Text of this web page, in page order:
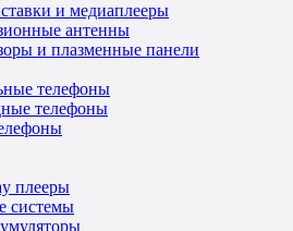
и медиаплееры
антенны
и плазменные панели
телефоны
телефоны
плееры
системы